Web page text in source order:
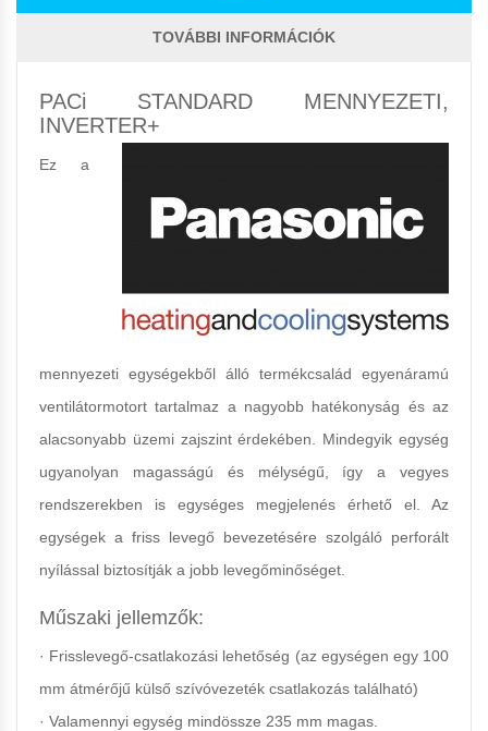
TOVÁBBI INFORMÁCIÓK
PACi STANDARD MENNYEZETI,
INVERTER+
Ez a
mennyezeti egységekből álló termékcsalád egyenáramú
ventilátormotort tartalmaz a nagyobb hatékonyság és az
alacsonyabb üzemi zajszint érdekében. Mindegyik egység
ugyanolyan magasságú és mélységű, így a vegyes
rendszerekben is egységes megjelenés érhető el. Az
egységek a friss levegő bevezetésére szolgáló perforált
nyílással biztosítják a jobb levegőminőséget.
Műszaki jellemzők:
· Frisslevegő-csatlakozási lehetőség (az egységen egy 100
mm átmérőjű külső szívóvezeték csatlakozás található)
· Valamennyi egység mindössze 235 mm magas.